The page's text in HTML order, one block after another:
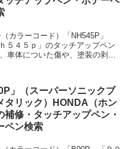
カラーコード）「NH545P」
５４５ｐ」のタッチアップペン
車体についた傷や、塗装の剥が
」（スーパーソニックブ
タリック）HONDA（ホン
補修・タッチアップペン・
ペン検索